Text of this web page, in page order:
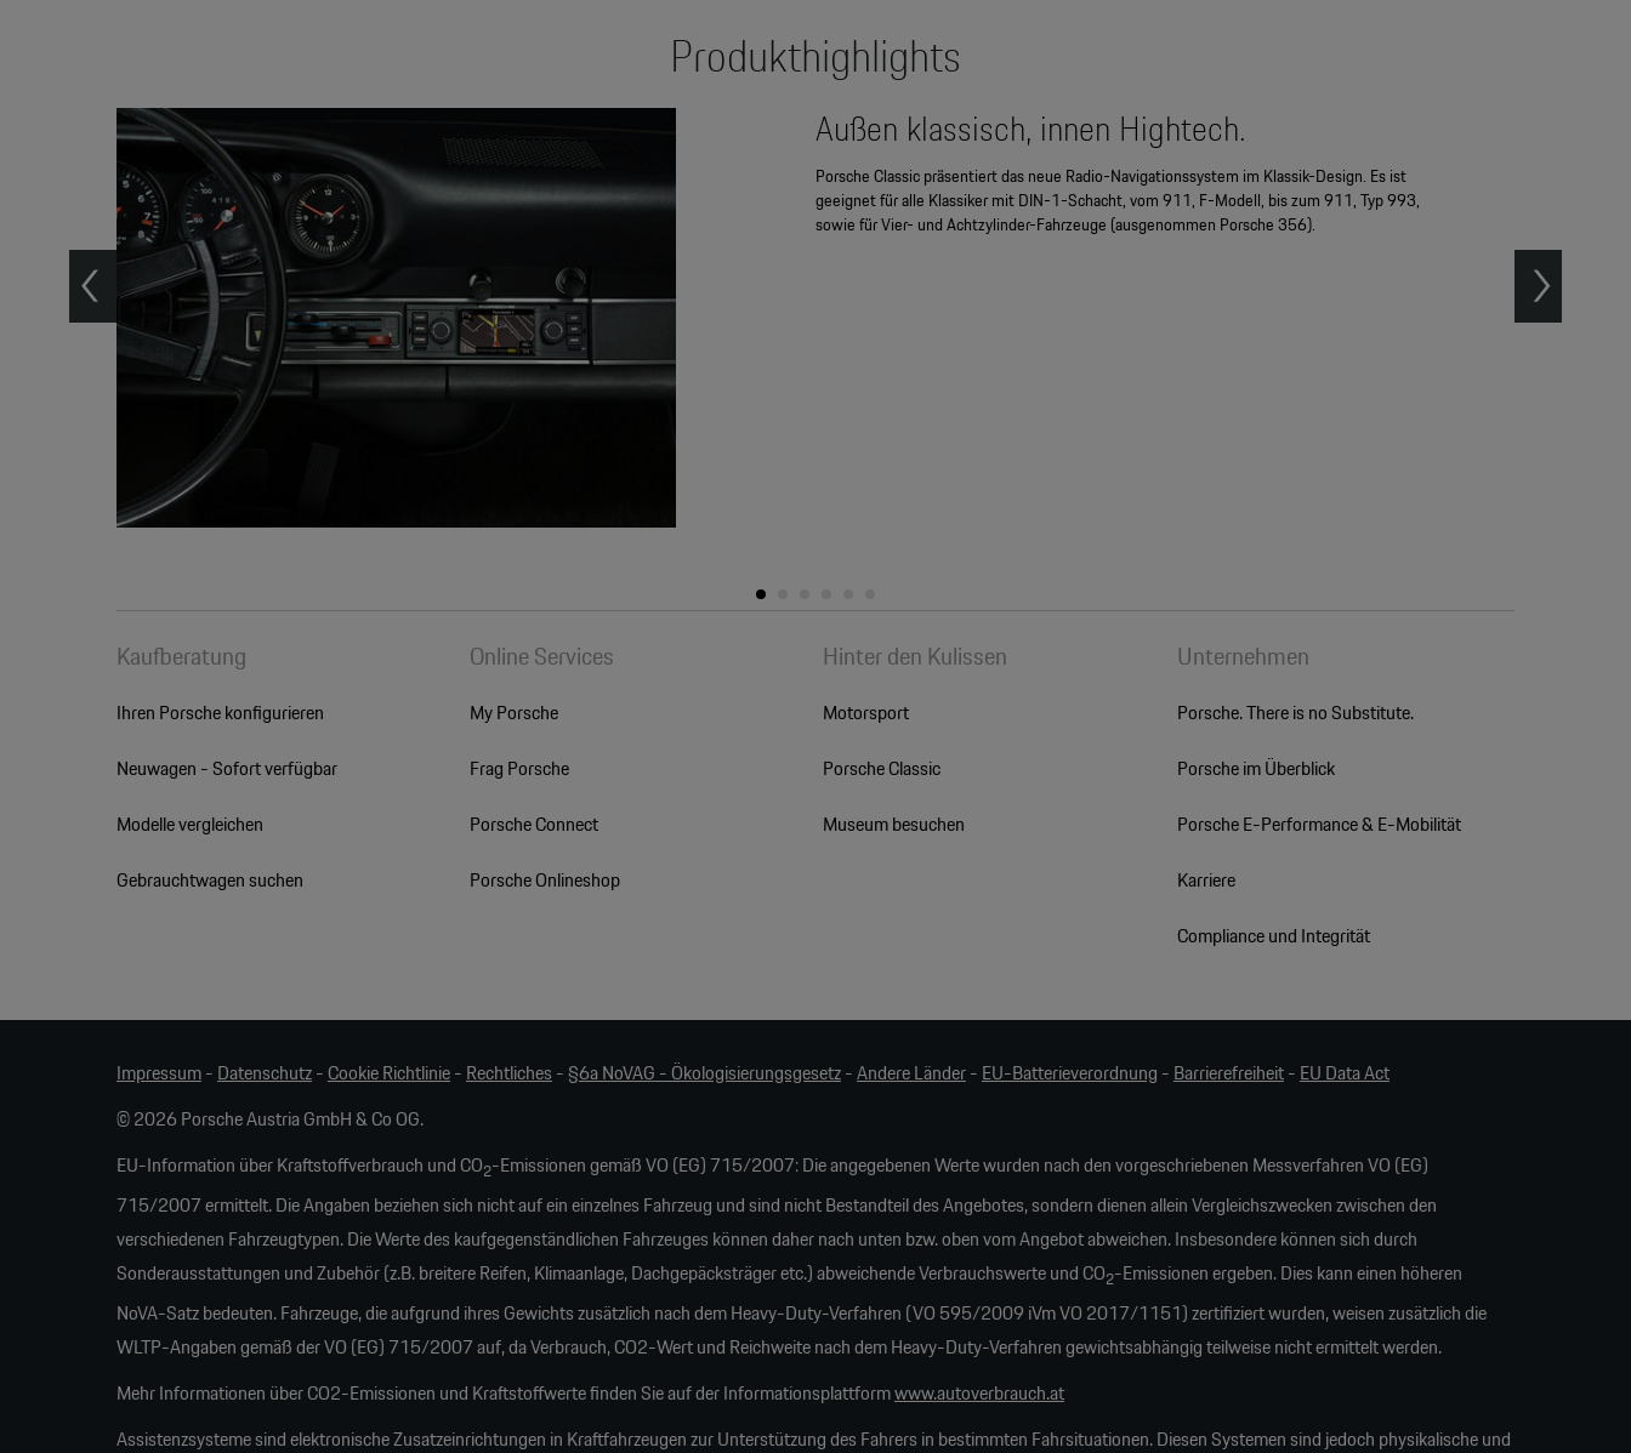
Produkthighlights
Außen klassisch, innen Hightech.
Porsche Classic präsentiert das neue Radio-Navigationssystem im Klassik-Design. Es ist
geeignet für alle Klassiker mit DIN-1-Schacht, vom 911, F-Modell, bis zum 911, Typ 993,
sowie für Vier- und Achtzylinder-Fahrzeuge (ausgenommen Porsche 356).
Kaufberatung
Ihren Porsche konfigurieren
Neuwagen - Sofort verfügbar
Modelle vergleichen
Gebrauchtwagen suchen
Online Services
My Porsche
Frag Porsche
Porsche Connect
Porsche Onlineshop
Hinter den Kulissen
Motorsport
Porsche Classic
Museum besuchen
Unternehmen
Porsche. There is no Substitute.
Porsche im Überblick
Porsche E-Performance & E-Mobilität
Karriere
Compliance und Integrität
Impressum-Datenschutz-Cookie Richtlinie-Rechtliches-§6a NoVAG - Ökologisierungsgesetz-Andere Länder-EU-Batterieverordnung -Barrierefreiheit-EU Data Act
© 2026 Porsche Austria GmbH & Co OG.
EU-Information über Kraftstoffverbrauch und CO2-Emissionen gemäß VO (EG) 715/2007: Die angegebenen Werte wurden nach den vorgeschriebenen Messverfahren VO (EG)
715/2007 ermittelt. Die Angaben beziehen sich nicht auf ein einzelnes Fahrzeug und sind nicht Bestandteil des Angebotes, sondern dienen allein Vergleichszwecken zwischen den
verschiedenen Fahrzeugtypen. Die Werte des kaufgegenständlichen Fahrzeuges können daher nach unten bzw. oben vom Angebot abweichen. Insbesondere können sich durch
Sonderausstattungen und Zubehör (z.B. breitere Reifen, Klimaanlage, Dachgepäcksträger etc.) abweichende Verbrauchswerte und CO2-Emissionen ergeben. Dies kann einen höheren
NoVA-Satz bedeuten. Fahrzeuge, die aufgrund ihres Gewichts zusätzlich nach dem Heavy-Duty-Verfahren (VO 595/2009 iVm VO 2017/1151) zertifiziert wurden, weisen zusätzlich die
WLTP-Angaben gemäß der VO (EG) 715/2007 auf, da Verbrauch, CO2-Wert und Reichweite nach dem Heavy-Duty-Verfahren gewichtsabhängig teilweise nicht ermittelt werden.
Mehr Informationen über CO2-Emissionen und Kraftstoffwerte finden Sie auf der Informationsplattformwww.autoverbrauch.at
Assistenzsysteme sind elektronische Zusatzeinrichtungen in Kraftfahrzeugen zur Unterstützung des Fahrers in bestimmten Fahrsituationen. Diesen Systemen sind jedoch physikalische und